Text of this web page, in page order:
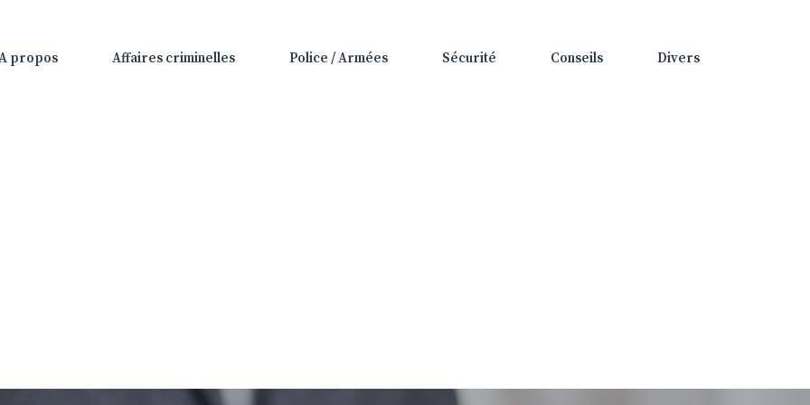
propos Affaires criminelles Police / Armées Sécurité Conseils Divers